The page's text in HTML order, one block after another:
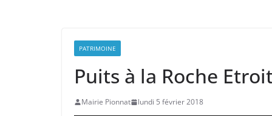
PATRIMOINE
Puits à la Roche
Mairie Pionnat lundi 5 février 2018